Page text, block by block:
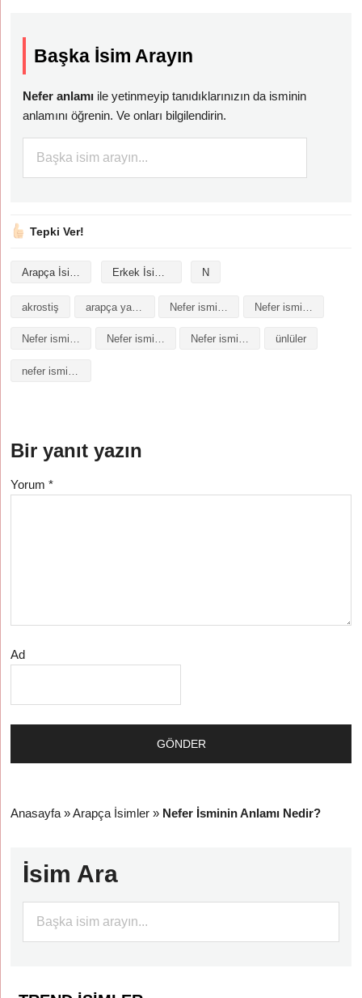
Başka İsim Arayın
Nefer anlamı ile yetinmeyip tanıdıklarınızın da isminin
anlamını öğrenin. Ve onları bilgilendirin.
Tepki Ver!
Arapça İsimler Erkek İsimleri N
akrostiş arapça yazılışı
Nefer isminin baş harfleriyle şiir Nefer isminin kökeni Nefer isminin numerolojisi ünlüler
Bir yanıt yazın
Yorum*
Ad
Anasayfa »Arapça İsimler » Nefer İsminin Anlamı Nedir?
İsim Ara